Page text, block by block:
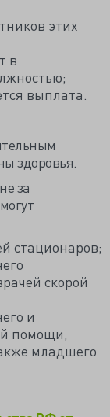
этих
в
выплата.
здоровья.
за
стационаров;
скорой
и
помощи,
младшего